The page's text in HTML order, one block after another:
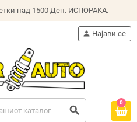
над 1500 Ден. ИСПОРАКА.
search
person Најави се
0